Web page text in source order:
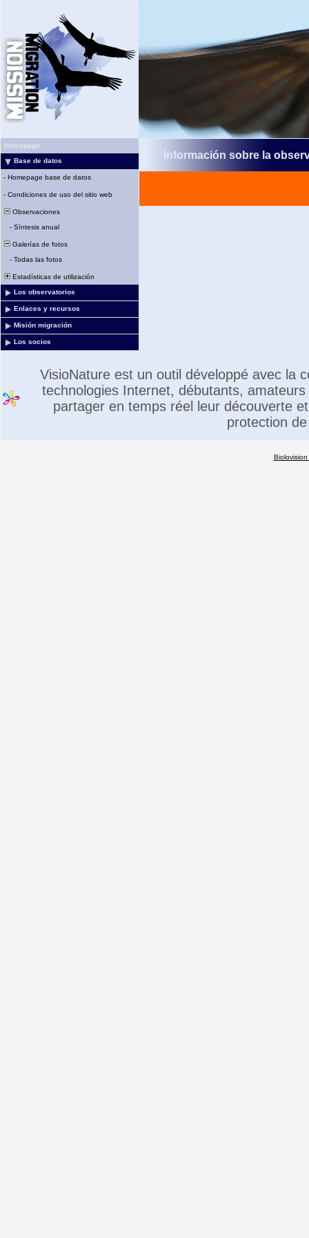
Homepage
Base de datos
- Homepage base de datos
- Condiciones de uso del sitio web
Observaciones
- Síntesis anual
Galerías de fotos
- Todas las fotos
Estadísticas de utilización
Los observatorios
Enlaces y recursos
Misión migración
Los socios
Información sobre la
VisioNature est un outil développé avec la
technologies Internet, débutants,
partager en temps réel leur découverte
protection
Biolovision